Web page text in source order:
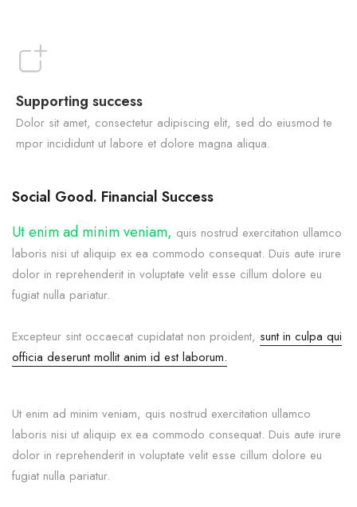
Supporting success
Dolor sit amet, consectetur adipiscing elit, sed do eiusmod te
mpor incididunt ut labore et dolore magna aliqua.
Social Good. Financial Success
Ut enim ad minim veniam, quis nostrud exercitation ullamco
laboris nisi ut aliquip ex ea commodo consequat. Duis aute irure
dolor in reprehenderit in voluptate velit esse cillum dolore eu
fugiat nulla pariatur.
Excepteur sint occaecat cupidatat non proident, sunt in culpa qui
officia deserunt mollit anim id est laborum.
Ut enim ad minim veniam, quis nostrud exercitation ullamco
laboris nisi ut aliquip ex ea commodo consequat. Duis aute irure
dolor in reprehenderit in voluptate velit esse cillum dolore eu
fugiat nulla pariatur.